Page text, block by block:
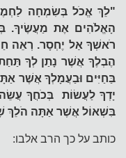
"לֵךְ אֱכֹל בְּשִׂמְחָה
הָאֱלֹהִים אֶת מַעֲשֶׂיךָ.
רֹאשְׁךָ אַל יֶחְסָר. רְאֵה
הֶבְלֶךָ אֲשֶׁר נָתַן לְךָ
בַּחַיִּים וּבַעֲמָלְךָ אֲשֶׁר
יָדְךָ לַעֲשׂוֹת בְּכֹחֲךָ עֲשֵׂה
בִּשְׁאוֹל אֲשֶׁר אַתָּה הֹלֵךְ
כותב על כך הרב אלבו: